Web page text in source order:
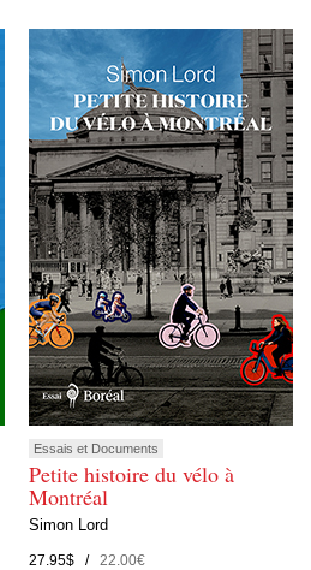
Essais et Documents
Petite histoire du vélo à
Montréal
Simon Lord
27.95$ /22.00€